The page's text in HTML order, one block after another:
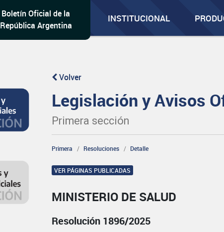
Boletín Oficial de la
República Argentina
INSTITUCIONAL
Volver
Legislación y Avisos
Primera sección
Primera Resoluciones Detalle
VER PÁGINAS PUBLICADAS
MINISTERIO DE SALUD
Resolución 1896/2025